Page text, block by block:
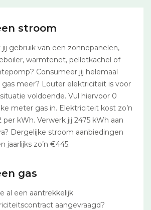
stroom
jij gebruik van een zonnepanelen,
warmtenet, pelletkachel of
Consumeer jij helemaal
gas meer? Louter elektriciteit is voor
voldoende. Vul hiervoor 0
meter gas in. Elektriciteit kost zo’n
per kWh. Verwerk jij 2475 kWh aan
Dergelijke stroom aanbiedingen
jaarlijks zo’n €445.
gas
al een aantrekkelijk
aangevraagd?